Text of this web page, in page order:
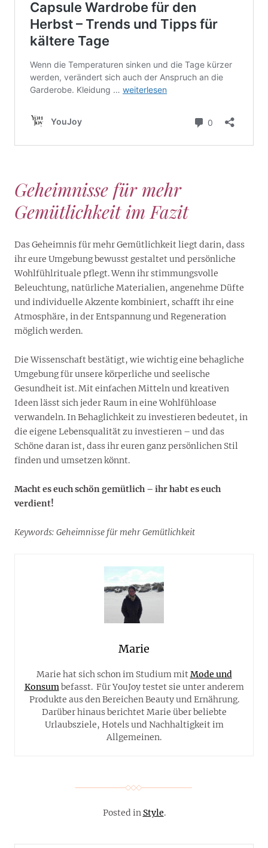
Geheimnisse für mehr
Gemütlichkeit im Fazit
Das Geheimnis für mehr Gemütlichkeit liegt darin, dass
ihr eure Umgebung bewusst gestaltet und persönliche
Wohlfühlrituale pflegt. Wenn ihr stimmungsvolle
Beleuchtung, natürliche Materialien, angenehme Düfte
und individuelle Akzente kombiniert, schafft ihr eine
Atmosphäre, in der Entspannung und Regeneration
möglich werden.
Die Wissenschaft bestätigt, wie wichtig eine behagliche
Umgebung für unsere körperliche und seelische
Gesundheit ist. Mit einfachen Mitteln und kreativen
Ideen lässt sich jeder Raum in eine Wohlfühloase
verwandeln. In Behaglichkeit zu investieren bedeutet, in
die eigene Lebensqualität zu investieren – und das
Schöne daran ist, dass ihr euren ganz persönlichen Stil
finden und umsetzen könnt.
Macht es euch schön gemütlich – ihr habt es euch
verdient!
Keywords: Geheimnisse für mehr Gemütlichkeit
Marie
Marie hat sich schon im Studium mitMode und
Konsumbefasst. Für YouJoy testet sie unter anderem
Produkte aus den Bereichen Beauty und Ernährung.
Darüber hinaus berichtet Marie über beliebte
Urlaubsziele, Hotels und Nachhaltigkeit im
Allgemeinen.
Posted in Style.